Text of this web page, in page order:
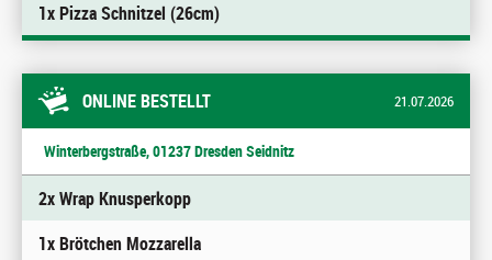
1x Pizza Schnitzel (26cm)
ONLINE BESTELLT 21.07.2026
Winterbergstraße, 01237 Dresden Seidnitz
2x Wrap Knusperkopp
1x Brötchen Mozzarella